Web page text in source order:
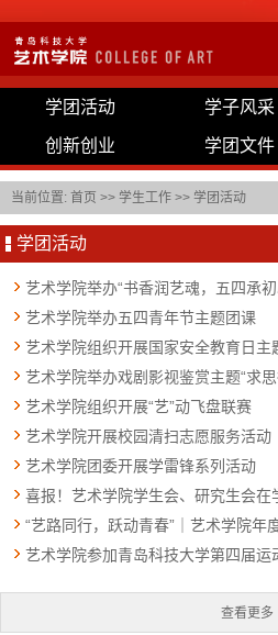
学团活动 学子风采
创新创业 学团文件
当前位置: 首页 >> 学生工作 >> 学团活动
学团活动
艺术学院举办五四青年节主题团课
艺术学院举办戏剧影视鉴赏主题“求
艺术学院组织开展“艺”动飞盘联赛
艺术学院开展校园清扫志愿服务活动
艺术学院团委开展学雷锋系列活动
查看更多